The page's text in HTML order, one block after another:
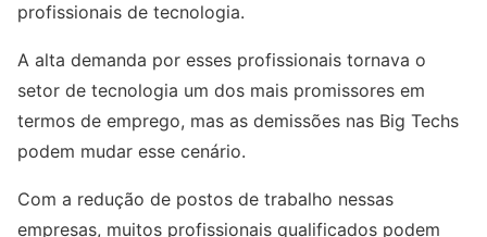
profissionais de tecnologia.
A alta demanda por esses profissionais tornava o
setor de tecnologia um dos mais promissores em
termos de emprego, mas as demissões nas Big Techs
podem mudar esse cenário.
Com a redução de postos de trabalho nessas
empresas, muitos profissionais qualificados podem